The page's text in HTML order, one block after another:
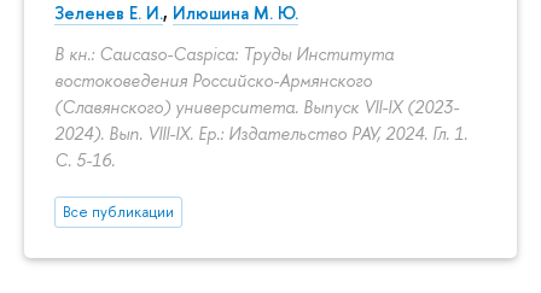
Зеленев Е. И., Илюшина М. Ю.
В кн.: Caucaso-Caspica: Труды Института
востоковедения Российско-Армянского
(Славянского) университета. Выпуск VII-IX (2023-
2024). Вып. VIII-IX. Ер.: Издательство РАУ, 2024. Гл. 1.
С. 5-16.
Все публикации